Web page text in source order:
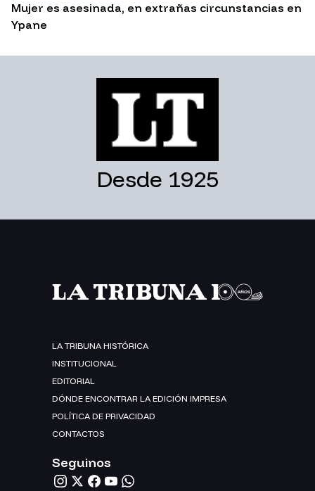
Mujer es asesinada, en extrañas circunstancias en
Ypane
Desde 1925
LA TRIBUNA HISTÓRICA
INSTITUCIONAL
EDITORIAL
DÓNDE ENCONTRAR LA EDICIÓN IMPRESA
POLÍTICA DE PRIVACIDAD
CONTACTOS
Seguinos